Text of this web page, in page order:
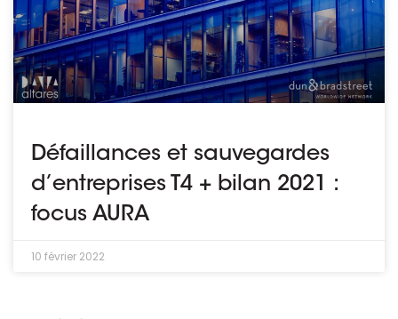
Défaillances et sauvegardes
d’entreprises T4 + bilan 2021 :
focus AURA
10 février 2022